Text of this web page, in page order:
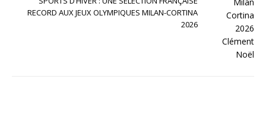
RECORD AUX JEUX OLYMPIQUES MILAN-CORTINA
2026